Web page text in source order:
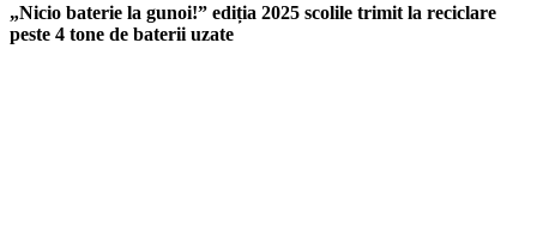
„Nicio baterie la gunoi!” ediția 2025 scolile trimit la reciclare
peste 4 tone de baterii uzate